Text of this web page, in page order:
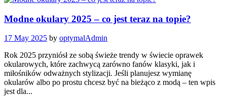
Modne okulary 2025 – co jest teraz na topie?
17 May 2025 by optymalAdmin
Rok 2025 przyniósł ze sobą świeże trendy w świecie oprawek
okularowych, które zachwycą zarówno fanów klasyki, jak i
miłośników odważnych stylizacji. Jeśli planujesz wymianę
okularów albo po prostu chcesz być na bieżąco z modą – ten wpis
jest dla...